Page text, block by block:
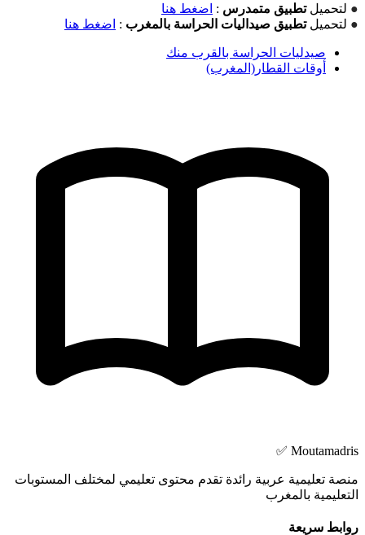
● لتحميلتطبيق متمدرس : اضغط هنا
● لتحميلتطبيق صيداليات الحراسة بالمغرب : اضغط هنا
صيدليات الحراسة بالقرب منك
أوقات القطار(المغرب)
Moutamadris ✅
منصة تعليمية عربية رائدة تقدم محتوى تعليمي لمختلف المستوبات
التعليمية بالمغرب
روابط سريعة